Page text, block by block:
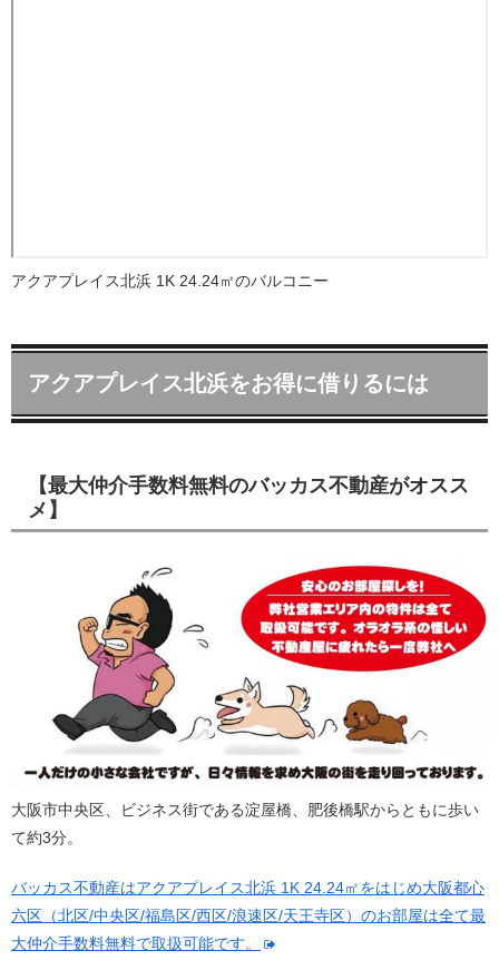
アクアプレイス北浜 1K 24.24㎡のバルコニー
アクアプレイス北浜をお得に借りるには
【最大仲介手数料無料のバッカス不動産がオスス
メ】
大阪市中央区、ビジネス街である淀屋橋、肥後橋駅からともに歩い
て約3分。
バッカス不動産はアクアプレイス北浜 1K 24.24㎡をはじめ大阪都心
六区（北区/中央区/福島区/西区/浪速区/天王寺区）のお部屋は全て最
大仲介手数料無料で取扱可能です。